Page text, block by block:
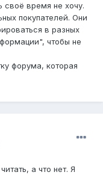
своё время не хочу.
покупателей. Они
в разных
чтобы не
форума, которая
а что нет. Я